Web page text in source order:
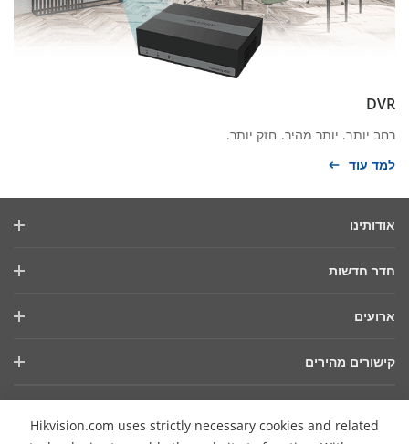
DVR
רחב יותר. יותר מהיר. חזק יותר.
למד עוד
Hikvision.com uses strictly necessary cookies and related
אודותינו
אבטחת סייבר
חדר חדשות
סיפורי הצלחה
HikSnap
ספריית וידאו
ארועים
קישורים מהירים
היכן לרכוש